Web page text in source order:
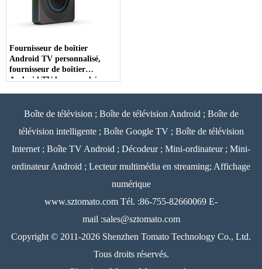
Fournisseur de boîtier
Android TV personnalisé,
fournisseur de boîtier
Android TV bon marché
Boîte de télévision ; Boîte de télévision Android ; Boîte de
télévision intelligente ; Boîte Google TV ; Boîte de télévision
Internet ; Boîte TV Android ; Décodeur ; Mini-ordinateur ; Mini-
ordinateur Android ; Lecteur multimédia en streaming; Affichage
numérique
www.sztomato.com Tél. :86-755-82660069 E-
mail :sales@sztomato.com
Copyright © 2011-2026 Shenzhen Tomato Technology Co., Ltd.
Tous droits réservés.